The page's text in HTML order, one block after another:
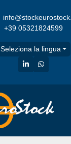
+39 05321824599
Seleziona la lingua
linkedinwhatsapp